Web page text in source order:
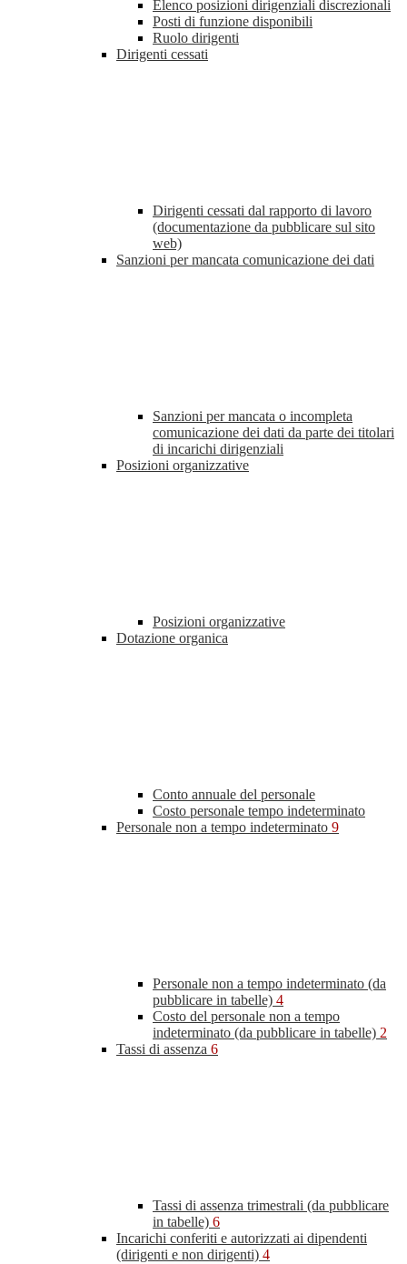
Elenco posizioni dirigenziali discrezionali
Posti di funzione disponibili
Ruolo dirigenti
Dirigenti cessati
Dirigenti cessati dal rapporto di lavoro
(documentazione da pubblicare sul sito
web)
Sanzioni per mancata comunicazione dei dati
Sanzioni per mancata o incompleta
comunicazione dei dati da parte dei titolari
di incarichi dirigenziali
Posizioni organizzative
Posizioni organizzative
Dotazione organica
Conto annuale del personale
Costo personale tempo indeterminato
Personale non a tempo indeterminato 9
Personale non a tempo indeterminato (da
pubblicare in tabelle) 4
Costo del personale non a tempo
indeterminato (da pubblicare in tabelle) 2
Tassi di assenza 6
Tassi di assenza trimestrali (da pubblicare
in tabelle) 6
Incarichi conferiti e autorizzati ai dipendenti
(dirigenti e non dirigenti) 4